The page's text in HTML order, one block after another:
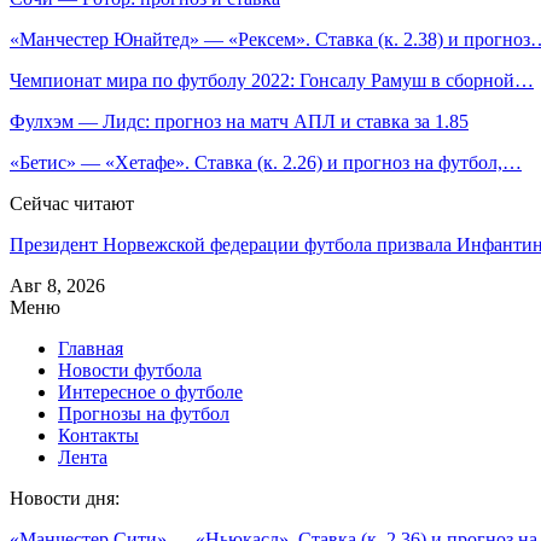
«Манчестер Юнайтед» — «Рексем». Ставка (к. 2.38) и
Чемпионат мира по футболу 2022: Гонсалу Рамуш в сборной…
Фулхэм — Лидс: прогноз на матч АПЛ и ставка за 1.85
«Бетис» — «Хетафе». Ставка (к. 2.26) и прогноз на футбол,…
Сейчас читают
Президент Норвежской федерации футбола призвала
Авг 8, 2026
Меню
Главная
Новости футбола
Интересное о футболе
Прогнозы на футбол
Контакты
Лента
Новости дня: